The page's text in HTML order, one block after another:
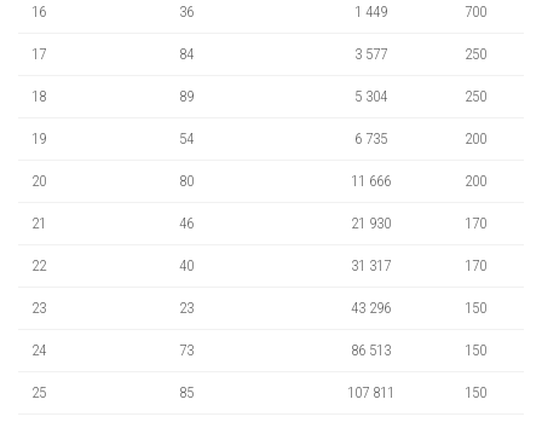
16 36 1 449 700
17 84 3 577 250
18 89 5 304 250
19 54 6 735 200
20 80 11 666 200
21 46 21 930 170
22 40 31 317 170
23 23 43 296 150
24 73 86 513 150
25 85 107 811 150